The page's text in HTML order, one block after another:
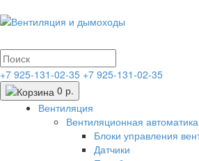
+7 925-131-02-35 +7 925-131-02-35
0 р.
Вентиляция
Вентиляционная автоматика
Блоки управления
Датчики